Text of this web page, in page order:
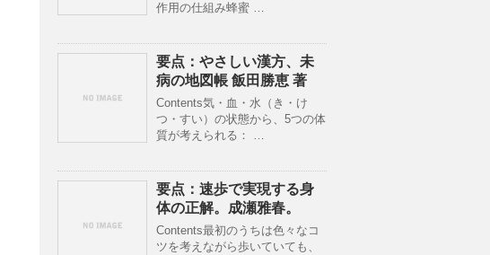
作用の仕組み蜂蜜 …
要点：やさしい漢方、未
病の地図帳 飯田勝恵 著
Contents気・血・水（き・け
つ・すい）の状態から、5つの体
質が考えられる： …
要点：速歩で実現する身
体の正解。成瀬雅春。
Contents最初のうちは色々なコ
ツを考えながら歩いていても、